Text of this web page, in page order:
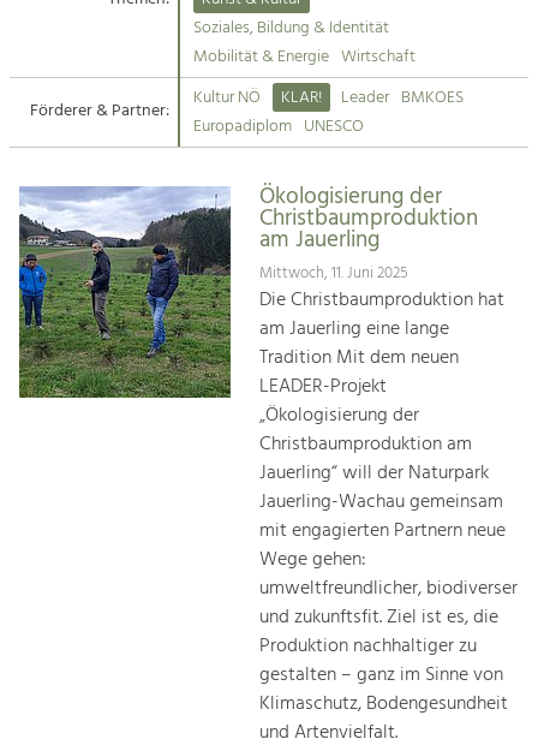
Suche
Impressum
Kontakt
Angebotsentwicklung und
Handwerk, Wissenschaft und Forschung.
Soziales, Bildung &
Identität
Gleichberechtigung, Jugend und
Integration
Mobilität & Energie
Klimawandel, öffentlicher Verkehr und
Steigerung regionaler Wertschöpfung
Soziales, Bildung & Identität
Mobilität & Energie Wirtschaft
Förderer & Partner:
Kultur NÖ KLAR! Leader BMKOES
Europadiplom UNESCO
Ökologisierung der
Christbaumproduktion
am Jauerling
Mittwoch, 11. Juni 2025
Die Christbaumproduktion hat
am Jauerling eine lange
Tradition Mit dem neuen
LEADER-Projekt
„Ökologisierung der
Christbaumproduktion am
Jauerling“ will der Naturpark
Jauerling-Wachau gemeinsam
mit engagierten Partnern neue
Wege gehen:
umweltfreundlicher, biodiverser
und zukunftsfit. Ziel ist es, die
Produktion nachhaltiger zu
gestalten – ganz im Sinne von
Klimaschutz, Bodengesundheit
und Artenvielfalt.